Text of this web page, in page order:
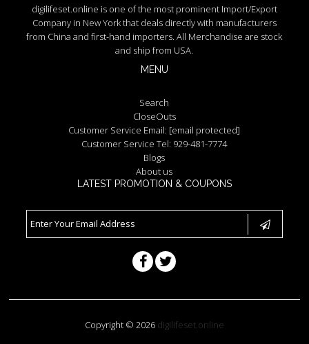
digilifeset.online is one of the most prominent Import/Export
Company in New York that deals directly with manufacturers
from China and first-hand importers. All Merchandise are stock
and ship from USA.
MENU
Search
CloseOuts
Customer Service Email: [email protected]
Customer Service Tel: 929-481-7774
Blogs
About us
LATEST PROMOTION & COUPONS
Copyright © 2026 digilifeset.online